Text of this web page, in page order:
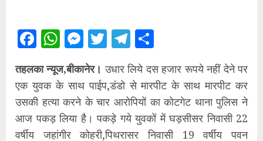
Facebook
WhatsApp
Messenger
TwitterTelegram
तहलका न्यूज,बीकानेर। उधार लिये दस हजार रूपये नहीं देने पर
एक युवक के साथ पाईप,डंडो से मारपीट के साथ मारपीट कर
उसकी हत्या करने के चार आरोपियों का कोटगेट थाना पुलिस ने
आज पकड़ लिया है। पकड़े गये युवकों में घड़सीसर निवासी 22
वर्षीय जहांगीर कोहरी,पिथरासर निवासी 19 वर्षीय पवन